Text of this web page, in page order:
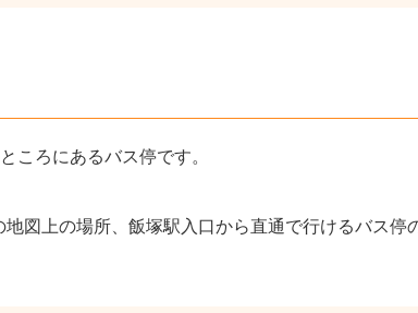
ころにあるバス停です。
図上の場所、飯塚駅入口から直通で行けるバス停